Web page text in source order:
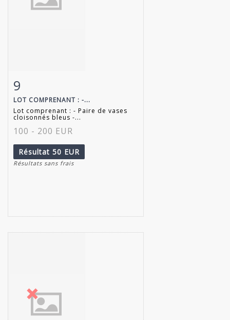
Fiche détaillée
9
LOT COMPRENANT : -...
Lot comprenant : - Paire de vases
cloisonnés bleus -...
100 - 200 EUR
Résultat 50 EUR
Résultats sans frais